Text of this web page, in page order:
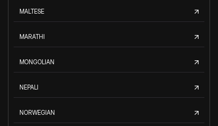
MALTESE
MARATHI
MONGOLIAN
NEPALI
NORWEGIAN